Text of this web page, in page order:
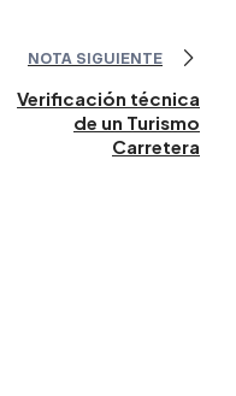
NOTA SIGUIENTE
Verificación técnica
de un Turismo
Carretera